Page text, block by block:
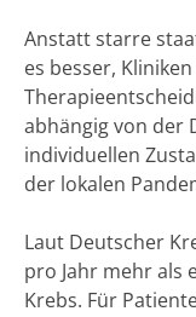
Anstatt starre
es besser,
abhängig von der
individuellen
der lokalen
Laut Deutscher
pro Jahr mehr als
Krebs. Für